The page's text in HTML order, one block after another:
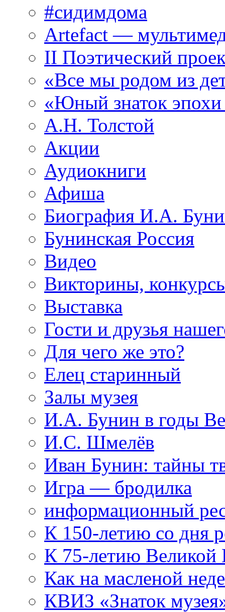
#сидимдома
Artefact —
II Поэтический
«Все мы родом из
«Юный знаток
А.Н. Толстой
Акции
Аудиокниги
Афиша
Биография И.А.
Бунинская Россия
Видео
Викторины,
Выставка
Гости и друзья
Для чего же это?
Елец старинный
Залы музея
И.А. Бунин в годы
И.С. Шмелёв
Иван Бунин: тайны
Игра — бродилка
информационный
К 150-летию со дня
К 75-летию Великой
Как на масленой
КВИЗ «Знаток